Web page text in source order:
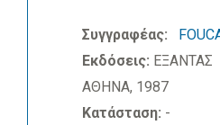
Συγγραφέας:
Εκδόσεις: ΕΞΑΝΤΑΣ
ΑΘΗΝΑ, 1987
Κατάσταση: -